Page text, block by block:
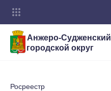
Анжеро-Судженский
городской округ
Росреестр